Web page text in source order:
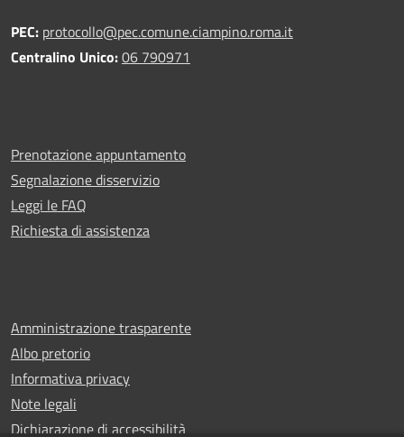
PEC: protocollo@pec.comune.ciampino.roma.it
Centralino Unico:06 790971
Prenotazione appuntamento
Segnalazione disservizio
Leggi le FAQ
Richiesta di assistenza
Amministrazione trasparente
Albo pretorio
Informativa privacy
Note legali
Dichiarazione di accessibilità